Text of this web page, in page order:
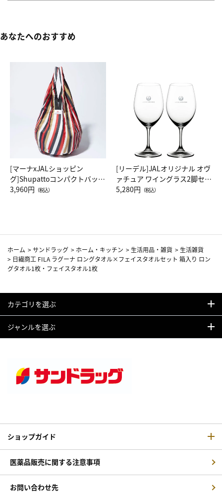
あなたへのおすすめ
[マーナxJALショッピン
グ]Shupattoコンパクトバッグ
Drop JAL客室乗務員（LC）ス
3,960円 （税込）
[リーデル]JALオリジナル オヴ
ァチュア ワイングラス2脚セッ
ト（レッドワイン）
5,280円 （税込）
ホーム >サンドラッグ > ホーム・キッチン > 生活用品・雑貨 > 生活雑貨
> 日繊商工 FILA ラグーナ ロングタオル×フェイスタオルセット 箱入り ロン
グタオル1枚・フェイスタオル1枚
カテゴリを選ぶ
ジャンルを選ぶ
ショップガイド
医薬品販売に関する注意事項
お問い合わせ先